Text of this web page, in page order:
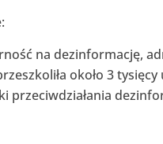
na dezinformację,
około 3 tysięcy
przeciwdziałania